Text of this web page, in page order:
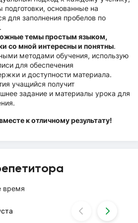
основанные на
для заполнения пробелов по
темы простым языком,
со мной интересны и понятны.
методами обучения, использую
для обеспечения
и доступности материала.
учащийся получит
задание и материалы урока для
к отличному результату!
время